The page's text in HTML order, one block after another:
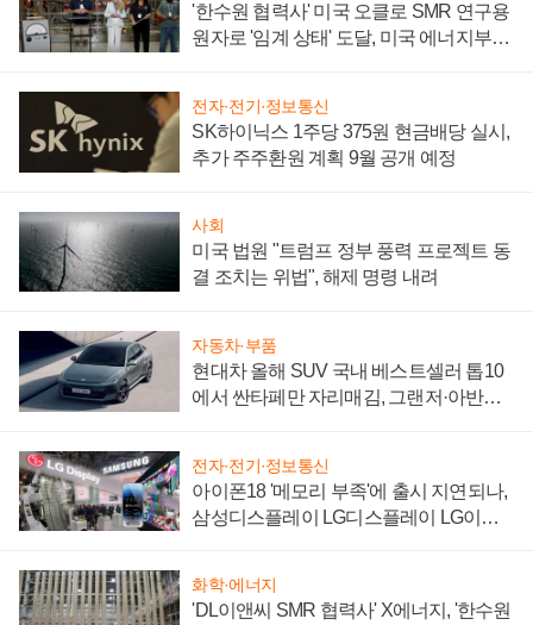
'한수원 협력사' 미국 오클로 SMR 연구용
원자로 '임계 상태' 도달, 미국 에너지부
전자·전기·정보통신
SK하이닉스 1주당 375원 현금배당 실시,
추가 주주환원 계획 9월 공개 예정
사회
미국 법원 "트럼프 정부 풍력 프로젝트 동
결 조치는 위법", 해제 명령 내려
자동차·부품
현대차 올해 SUV 국내 베스트셀러 톱10
에서 싼타페만 자리매김, 그랜저·아반떼
전자·전기·정보통신
아이폰18 '메모리 부족'에 출시 지연되나,
삼성디스플레이 LG디스플레이 LG이노
화학·에너지
'DL이앤씨 SMR 협력사' X에너지, '한수원